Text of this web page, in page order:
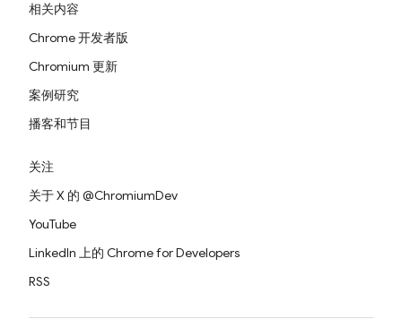
相关内容
Chrome 开发者版
Chromium 更新
案例研究
播客和节目
关注
关于 X 的 @ChromiumDev
YouTube
LinkedIn 上的 Chrome for Developers
RSS